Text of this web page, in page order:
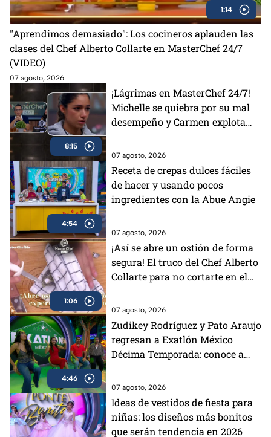
1:14
"Aprendimos demasiado": Los cocineros aplauden las
clases del Chef Alberto Collarte en MasterChef 24/7
(VIDEO)
07 agosto, 2026
8:15
¡Lágrimas en MasterChef 24/7!
Michelle se quiebra por su mal
desempeño y Carmen explota
07 agosto, 2026
4:54
Receta de crepas dulces fáciles
de hacer y usando pocos
ingredientes con la Abue Angie
07 agosto, 2026
1:06
¡Así se abre un ostión de forma
segura! El truco del Chef Alberto
Collarte para no cortarte en el
07 agosto, 2026
4:46
Zudikey Rodríguez y Pato Araujo
regresan a Exatlón México
Décima Temporada: conoce a
07 agosto, 2026
Ideas de vestidos de fiesta para
niñas: los diseños más bonitos
que serán tendencia en 2026